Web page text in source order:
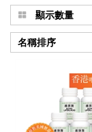
顯示數量
名稱排序